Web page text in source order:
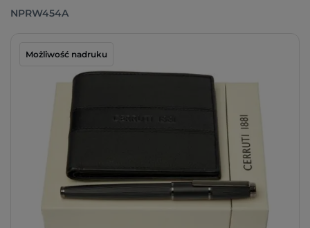
NPRW454A
Możliwość nadruku